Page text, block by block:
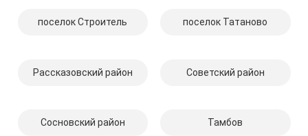
поселок Строитель поселок Татаново
Рассказовский район Советский район
Сосновский район Тамбов